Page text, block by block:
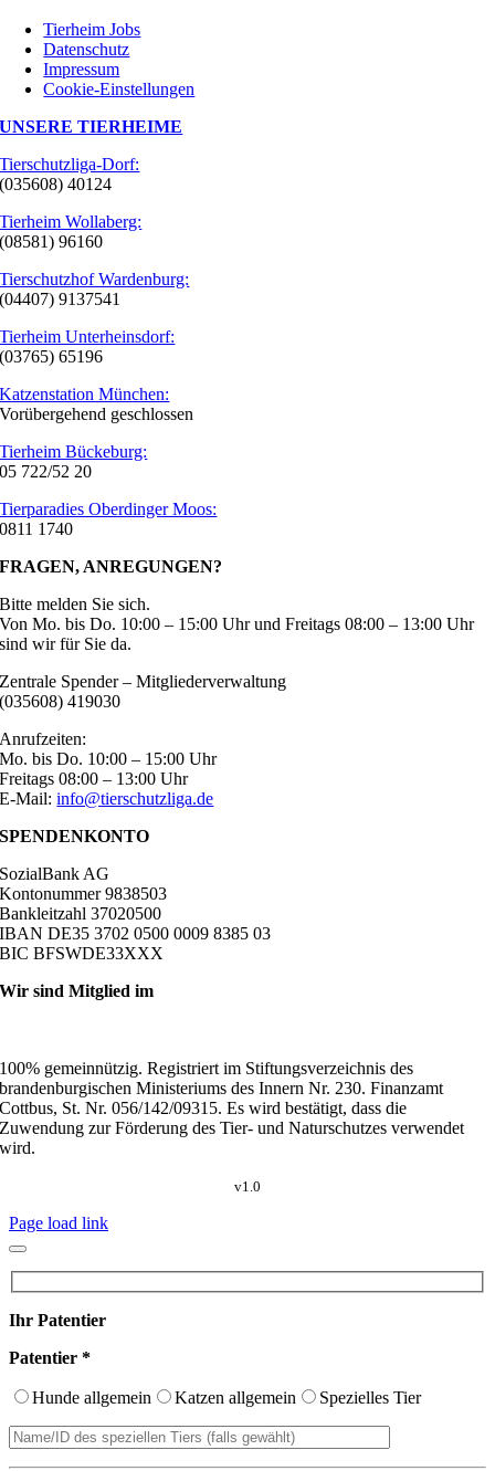
Tierheim Jobs
Datenschutz
Impressum
Cookie-Einstellungen
UNSERE TIERHEIME
Tierschutzliga-Dorf:
(035608) 40124
Tierheim Wollaberg:
(08581) 96160
Tierschutzhof Wardenburg:
(04407) 9137541
Tierheim Unterheinsdorf:
(03765) 65196
Katzenstation München:
Vorübergehend geschlossen
Tierheim Bückeburg:
05 722/52 20
Tierparadies Oberdinger Moos:
0811 1740
FRAGEN, ANREGUNGEN?
Bitte melden Sie sich.
Von Mo. bis Do. 10:00 – 15:00 Uhr und Freitags 08:00 – 13:00 Uhr
sind wir für Sie da.
Zentrale Spender – Mitgliederverwaltung
(035608) 419030
Anrufzeiten:
Mo. bis Do. 10:00 – 15:00 Uhr
Freitags 08:00 – 13:00 Uhr
E-Mail:info@tierschutzliga.de
SPENDENKONTO
SozialBank AG
Kontonummer 9838503
Bankleitzahl 37020500
IBAN DE35 3702 0500 0009 8385 03
BIC BFSWDE33XXX
Wir sind Mitglied im
100% gemeinnützig. Registriert im Stiftungsverzeichnis des
brandenburgischen Ministeriums des Innern Nr. 230. Finanzamt
Cottbus, St. Nr. 056/142/09315. Es wird bestätigt, dass die
Zuwendung zur Förderung des Tier- und Naturschutzes verwendet
wird.
v1.0
Page load link
Ihr Patentier
Patentier *
Hunde allgemein Katzen allgemein Spezielles Tier